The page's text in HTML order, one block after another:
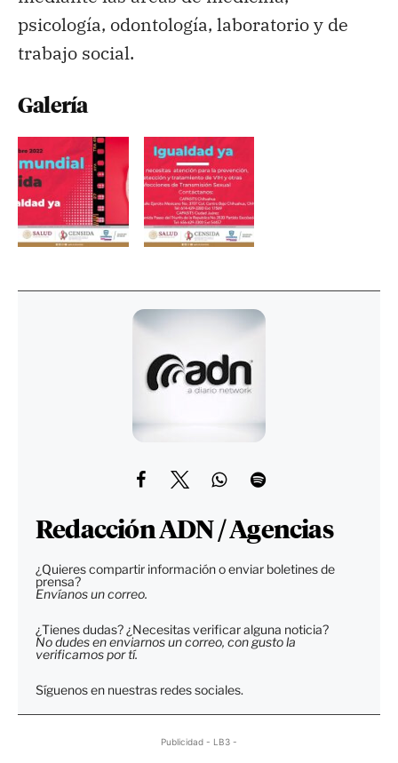
psicología, odontología, laboratorio y de
trabajo social.
Galería
Redacción ADN / Agencias
¿Quieres compartir información o enviar boletines de
prensa?
Envíanos un correo.
¿Tienes dudas? ¿Necesitas verificar alguna noticia?
No dudes en enviarnos un correo, con gusto la
verificamos por tí.
Síguenos en nuestras redes sociales.
Publicidad - LB3 -